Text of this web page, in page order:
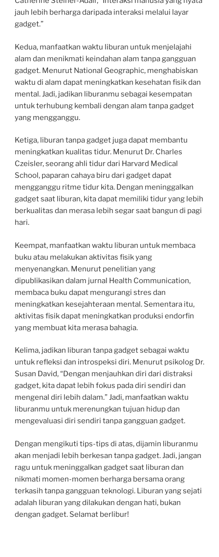
jauh lebih berharga daripada interaksi melalui layar
gadget.”
Kedua, manfaatkan waktu liburan untuk menjelajahi
alam dan menikmati keindahan alam tanpa gangguan
gadget. Menurut National Geographic, menghabiskan
waktu di alam dapat meningkatkan kesehatan fisik dan
mental. Jadi, jadikan liburanmu sebagai kesempatan
untuk terhubung kembali dengan alam tanpa gadget
yang mengganggu.
Ketiga, liburan tanpa gadget juga dapat membantu
meningkatkan kualitas tidur. Menurut Dr. Charles
Czeisler, seorang ahli tidur dari Harvard Medical
School, paparan cahaya biru dari gadget dapat
mengganggu ritme tidur kita. Dengan meninggalkan
gadget saat liburan, kita dapat memiliki tidur yang lebih
berkualitas dan merasa lebih segar saat bangun di pagi
hari.
Keempat, manfaatkan waktu liburan untuk membaca
buku atau melakukan aktivitas fisik yang
menyenangkan. Menurut penelitian yang
dipublikasikan dalam jurnal Health Communication,
membaca buku dapat mengurangi stres dan
meningkatkan kesejahteraan mental. Sementara itu,
aktivitas fisik dapat meningkatkan produksi endorfin
yang membuat kita merasa bahagia.
Kelima, jadikan liburan tanpa gadget sebagai waktu
untuk refleksi dan introspeksi diri. Menurut psikolog Dr.
Susan David, “Dengan menjauhkan diri dari distraksi
gadget, kita dapat lebih fokus pada diri sendiri dan
mengenal diri lebih dalam.” Jadi, manfaatkan waktu
liburanmu untuk merenungkan tujuan hidup dan
mengevaluasi diri sendiri tanpa gangguan gadget.
Dengan mengikuti tips-tips di atas, dijamin liburanmu
akan menjadi lebih berkesan tanpa gadget. Jadi, jangan
ragu untuk meninggalkan gadget saat liburan dan
nikmati momen-momen berharga bersama orang
terkasih tanpa gangguan teknologi. Liburan yang sejati
adalah liburan yang dilakukan dengan hati, bukan
dengan gadget. Selamat berlibur!